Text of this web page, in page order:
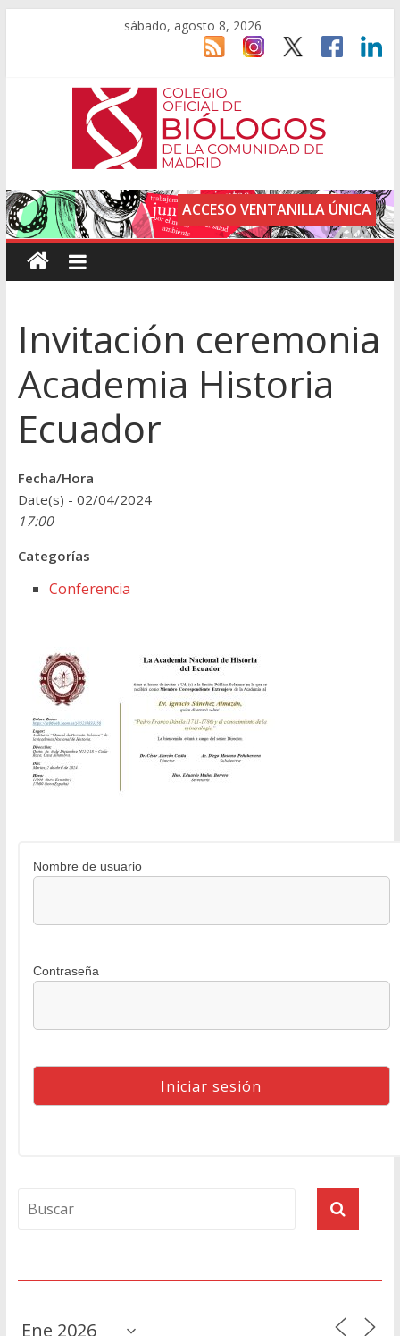
sábado, agosto 8, 2026
ACCESO VENTANILLA ÚNICA
Invitación ceremonia
Academia Historia
Ecuador
Fecha/Hora
Date(s) - 02/04/2024
17:00
Categorías
Conferencia
Nombre de usuario
Contraseña